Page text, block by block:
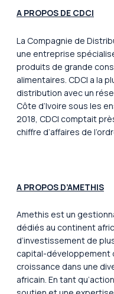
A PROPOS DE CDCI
La Compagnie de
une entreprise
produits de grande
alimentaires. CDCI a la
distribution avec un
Côte d’Ivoire sous les
2018, CDCI comptait
chiffre d’affaires de
A PROPOS D’AMETHIS
Amethis est un
dédiés au continent
d’investissement de
capital-développement
croissance dans une
africain. En tant